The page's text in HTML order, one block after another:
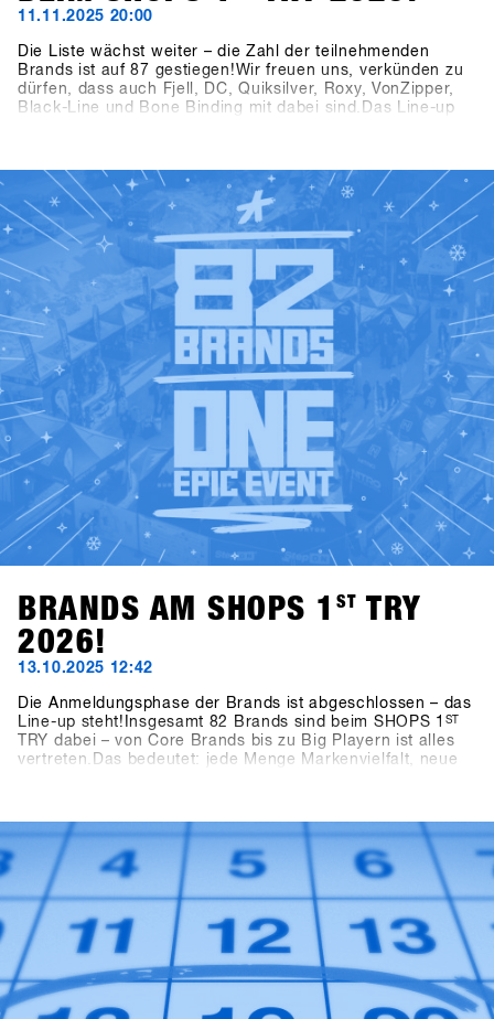
11.11.2025 20:00
Die Liste wächst weiter – die Zahl der teilnehmenden
Brands ist auf 87 gestiegen!Wir freuen uns, verkünden zu
dürfen, dass auch Fjell, DC, Quiksilver, Roxy, VonZipper,
Black-Line und Bone Binding mit dabei sind.Das Line-up
2026!👉 Alle teilnehmenden Brands findest du jetzt in der
aktuellen Brandlist.
BRANDS AM SHOPS 1 ST TRY
2026!
13.10.2025 12:42
Die Anmeldungsphase der Brands ist abgeschlossen – das
Line-up steht!Insgesamt 82 Brands sind beim SHOPS 1 ST
TRY dabei – von Core Brands bis zu Big Playern ist alles
vertreten.Das bedeutet: jede Menge Markenvielfalt, neue
Brandlist.